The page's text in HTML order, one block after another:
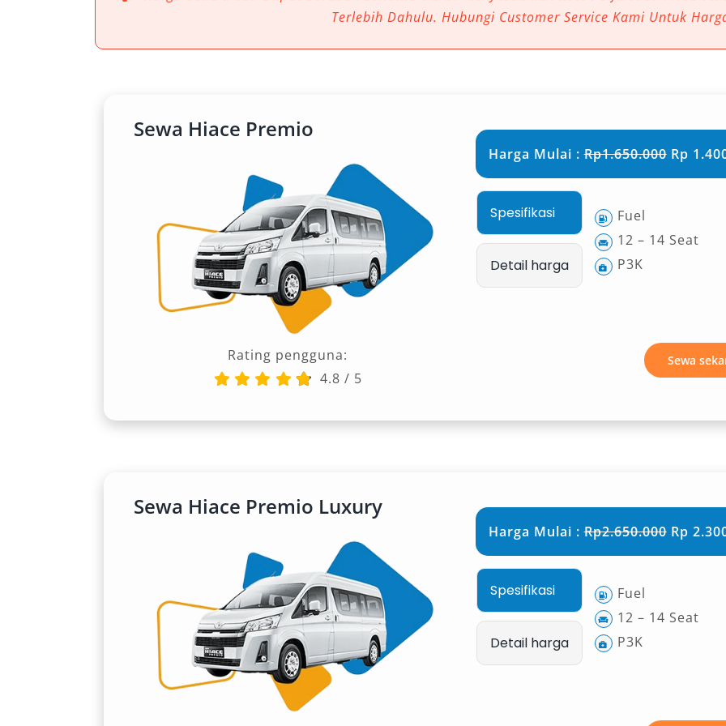
1. Kapasitas Penumpang yang Luas dan Nyaman
Premio Luxury, kendaraan ini mampu menampung 11 hingga 16 penumpang
dengan ruang kaki yang lega dan tata letak kursi yang ergonomis. Fitur ini
sangat cocok untuk kebutuhan perjalanan keluarga besar, rombongan
wisatawan, atau kunjungan kerja tim dalam jumlah banyak.
2. Interior Premium dan Fitur Modern
Untuk menunjang kenyamanan selama perjalanan di tengah kemacetan
Jakarta, interior Hiace dirancang dengan standar kenyamanan tinggi. Mulai
dari sistem AC double blower, reclining seat, port USB, hingga sistem
hiburan multimedia, semuanya dirancang untuk memberi pengalaman
berkendara yang menyenangkan, baik untuk rute dalam kota maupun ke
3. Performa Mesin Andal dan Efisien
terbukti tangguh dan efisien untuk berbagai kondisi jalan. Baik saat
digunakan untuk antar jemput Bandara Soekarno–Hatta, Halim
Perdanakusuma, Stasiun, atau mengelilingi Jakarta Pusat, Selatan, Utara,
Barat, dan Timur, kendaraan ini tetap mampu memberikan performa stabil.
4. Aman dan Stabil di Jalanan Perkotaan
Keamanan menjadi faktor penting dalam memilih kendaraan sewaan. Hiace
dilengkapi fitur keselamatan seperti ABS, airbag, seatbelt di setiap kursi,
dan sistem suspensi stabil yang membuatnya ideal untuk melintasi jalanan
Jakarta yang padat dan sering tidak rata. Ini menjadikan layanan sewa mobil
Terlebih Dahulu. Hubungi Customer Service Kami Untuk
Sewa Hiace Premio
Rating pengguna:
4.8 / 5
Harga Mulai :Rp1.650.000Rp
Spesifikasi
Detail harga
Fuel
12 – 14 Seat
P3K
Sewa
Sewa Hiace Premio Luxury
Harga Mulai :Rp2.650.000Rp
Spesifikasi
Detail harga
Fuel
12 – 14 Seat
P3K